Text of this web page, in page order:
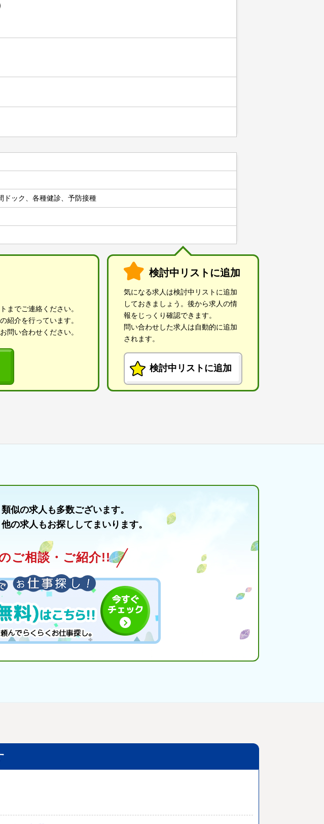
ドック、各種健診、予防接種
までご連絡ください。
紹介を行っています。
問い合わせください。
検討中リストに追加
気になる求人は検討中リストに追加
しておきましょう。後から求人の情
報をじっくり確認できます。
問い合わせした求人は自動的に追加
されます。
検討中リストに追加
似の求人も多数ございます。
の求人もお探ししてまいります。
ご相談・ご紹介!!